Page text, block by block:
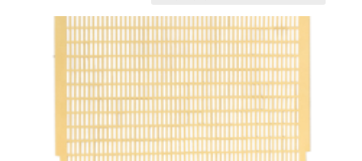
popularité